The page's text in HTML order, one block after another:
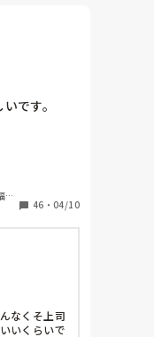
です。
が覚えてき
にきついで
で？」
思考ってい
からね」
祉
46 ・ 04/10
なくそ上司
いくらいで